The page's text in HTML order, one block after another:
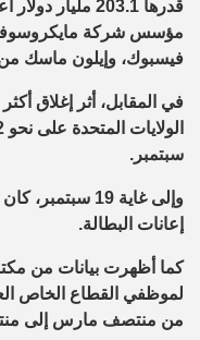
مؤسس شركة
فيسبوك، وإيلون ماسك
سبتمبر.
إعانات البطالة.
كما أظهرت بيانات من
من منتصف مارس إلى